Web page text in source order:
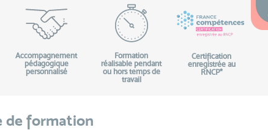
Accompagnement
pédagogique
personnalisé
Formation
réalisable pendant
ou hors temps de
travail
Certification
enregistrée au
RNCP*
de formation